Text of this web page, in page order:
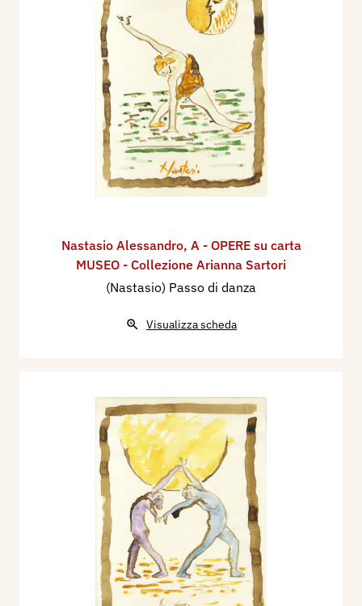
Nastasio Alessandro, A - OPERE su carta
MUSEO - Collezione Arianna Sartori
(Nastasio) Passo di danza
Visualizza scheda